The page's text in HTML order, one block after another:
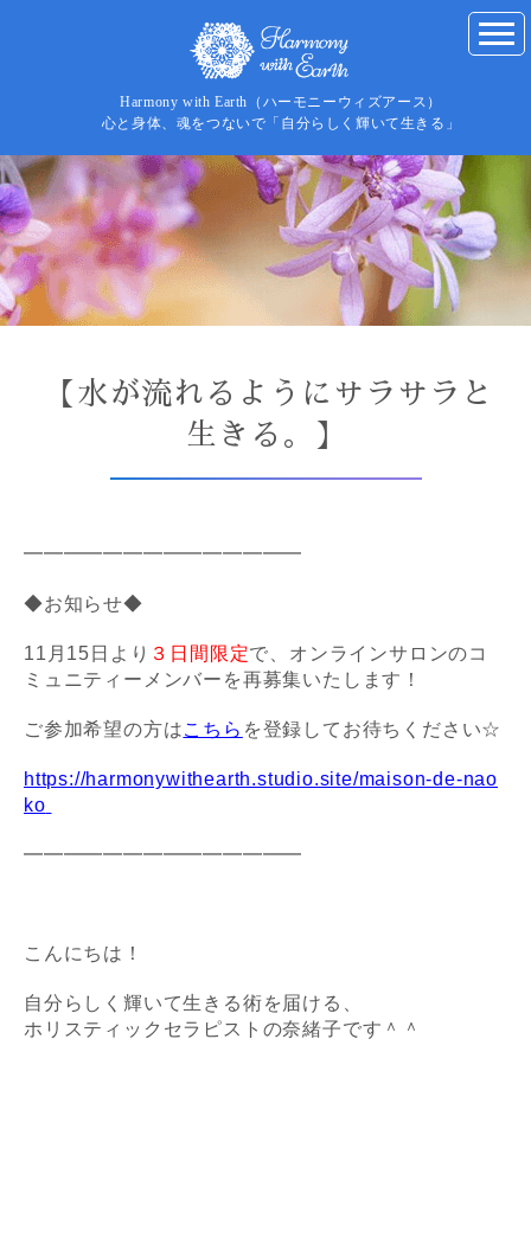
Harmony with Earth（ハーモニーウィズアース）
心と身体、魂をつないで「自分らしく輝いて生きる」
【水が流れるようにサラサラと
生きる。】
━━━━━━━━━━━━━━
◆お知らせ◆
11月15日より ３日間限定で、 オンラインサロンのコ
ミュニティーメンバーを再募集いたします！
ご参加希望の方はこちら を登録してお待ちください☆
https://harmonywithearth.studio.site/maison-de-nao
ko
━━━━━━━━━━━━━━
こんにちは！
自分らしく輝いて生きる術を届ける、
ホリスティックセラピストの奈緒子です＾＾